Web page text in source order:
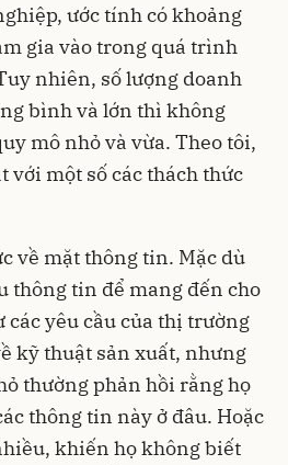
ước tính có khoảng
gia vào trong quá trình
nhiên, số lượng doanh
bình và lớn thì không
mô nhỏ và vừa. Theo tôi,
với một số các thách thức
về mặt thông tin. Mặc dù
thông tin để mang đến cho
các yêu cầu của thị trường
kỹ thuật sản xuất, nhưng
thường phản hồi rằng họ
thông tin này ở đâu. Hoặc
khiến họ không biết